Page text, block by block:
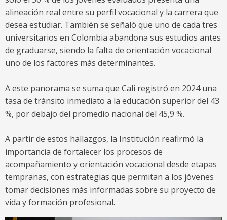
alineación real entre su perfil vocacional y la carrera que
desea estudiar. También se señaló que uno de cada tres
universitarios en Colombia abandona sus estudios antes
de graduarse, siendo la falta de orientación vocacional
uno de los factores más determinantes.
A este panorama se suma que Cali registró en 2024 una
tasa de tránsito inmediato a la educación superior del 43
%, por debajo del promedio nacional del 45,9 %.
A partir de estos hallazgos, la Institución reafirmó la
importancia de fortalecer los procesos de
acompañamiento y orientación vocacional desde etapas
tempranas, con estrategias que permitan a los jóvenes
tomar decisiones más informadas sobre su proyecto de
vida y formación profesional.